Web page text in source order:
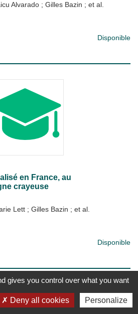
Alvarado ; Gilles Bazin ; et al.
Disponible
en France, au
crayeuse
Lett ; Gilles Bazin ; et al.
Disponible
gives you control over what you want
Deny all cookies Personalize